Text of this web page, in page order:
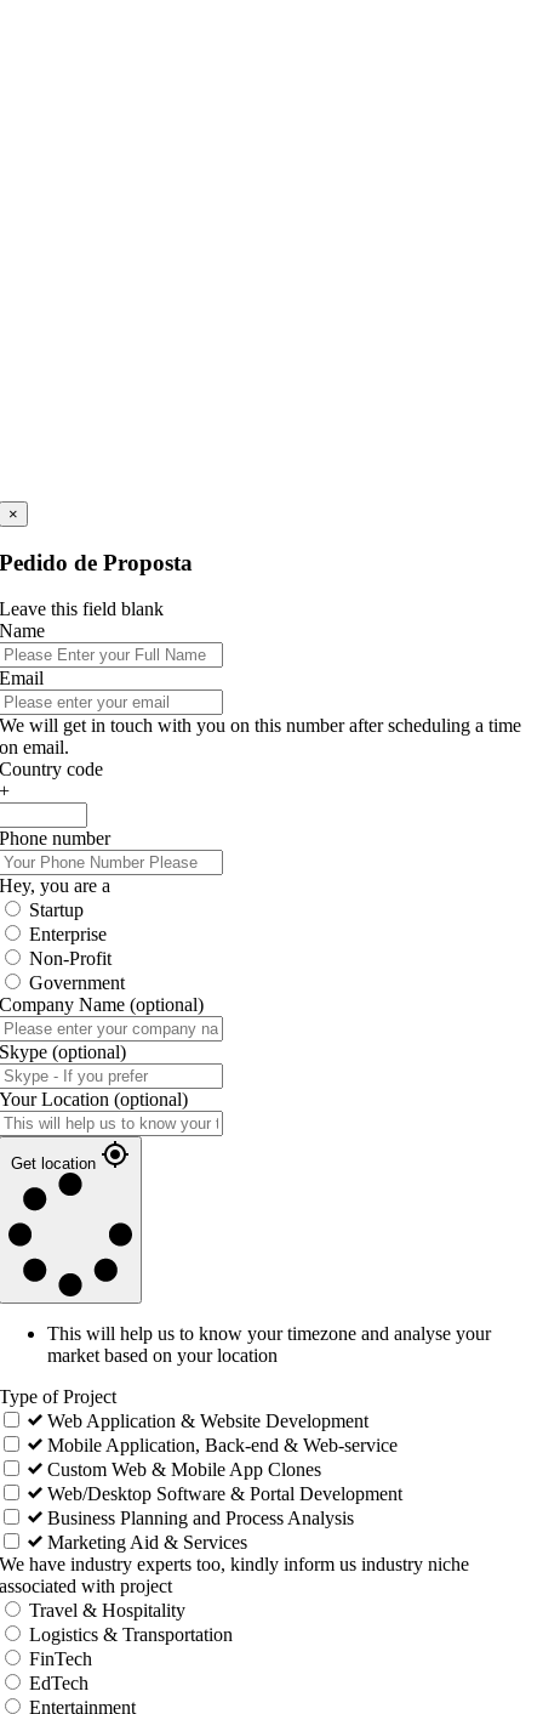
×
Pedido de Proposta
Leave this field blank
Name
Email
We will get in touch with you on this number after scheduling a time
on email.
Country code
+
Phone number
Hey, you are a
Startup
Enterprise
Non-Profit
Government
Company Name (optional)
Skype (optional)
Your Location (optional)
Get location
This will help us to know your timezone and analyse your
market based on your location
Type of Project
Web Application & Website Development
Mobile Application, Back-end & Web-service
Custom Web & Mobile App Clones
Web/Desktop Software & Portal Development
Business Planning and Process Analysis
Marketing Aid & Services
We have industry experts too, kindly inform us industry niche
associated with project
Travel & Hospitality
Logistics & Transportation
FinTech
EdTech
Entertainment